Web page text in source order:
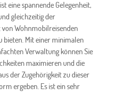
eine spannende Gelegenheit,
gleichzeitig der
Wohnmobilreisenden
bieten. Mit einer minimalen
Verwaltung können Sie
maximieren und die
der Zugehörigkeit zu dieser
ergeben. Es ist ein sehr